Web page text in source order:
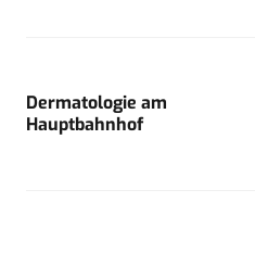
Dermatologie am
Hauptbahnhof